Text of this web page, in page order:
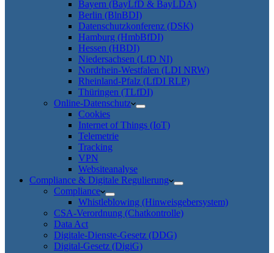
Bayern (BayLfD & BayLDA)
Berlin (BlnBDI)
Datenschutzkonferenz (DSK)
Hamburg (HmbBfDI)
Hessen (HBDI)
Niedersachsen (LfD NI)
Nordrhein-Westfalen (LDI NRW)
Rheinland-Pfalz (LfDI RLP)
Thüringen (TLfDI)
Online-Datenschutz
Cookies
Internet of Things (IoT)
Telemetrie
Tracking
VPN
Websiteanalyse
Compliance & Digitale Regulierung
Compliance
Whistleblowing (Hinweisgebersystem)
CSA-Verordnung (Chatkontrolle)
Data Act
Digitale-Dienste-Gesetz (DDG)
Digital-Gesetz (DigiG)